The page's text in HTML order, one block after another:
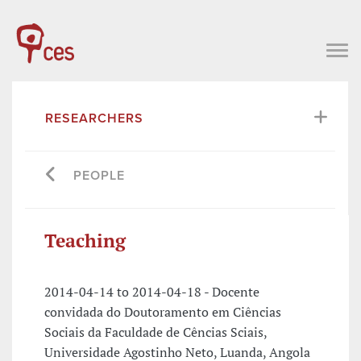
RESEARCHERS
PEOPLE
Teaching
2014-04-14 to 2014-04-18 - Docente
convidada do Doutoramento em Ciências
Sociais da Faculdade de Cências Sciais,
Universidade Agostinho Neto, Luanda, Angola